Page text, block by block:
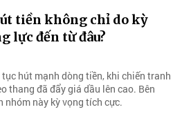
tiền không chỉ do kỳ
lực đến từ đâu?
hút mạnh dòng tiền, khi chiến tranh
thang đã đẩy giá dầu lên cao. Bên
nhóm này kỳ vọng tích cực.